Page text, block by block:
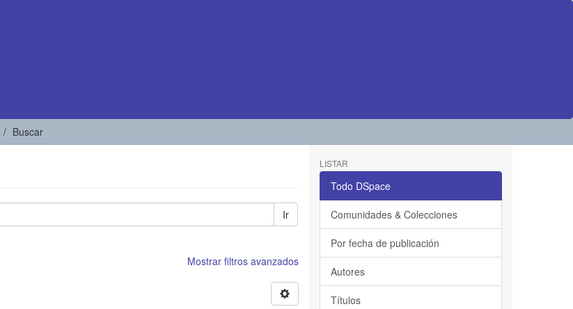
Buscar
Ir
Mostrar filtros avanzados
LISTAR
Todo DSpace
Comunidades & Colecciones
Por fecha de publicación
Autores
Títulos